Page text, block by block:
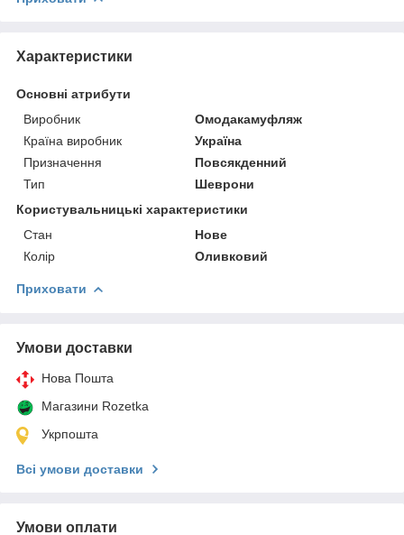
Характеристики
Основні атрибути
Виробник
Омодакамуфляж
Країна виробник
Україна
Призначення
Повсякденний
Тип
Шеврони
Користувальницькі характеристики
Стан
Нове
Колір
Оливковий
Приховати
Умови доставки
Нова Пошта
Магазини Rozetka
Укрпошта
Всі умови доставки
Умови оплати